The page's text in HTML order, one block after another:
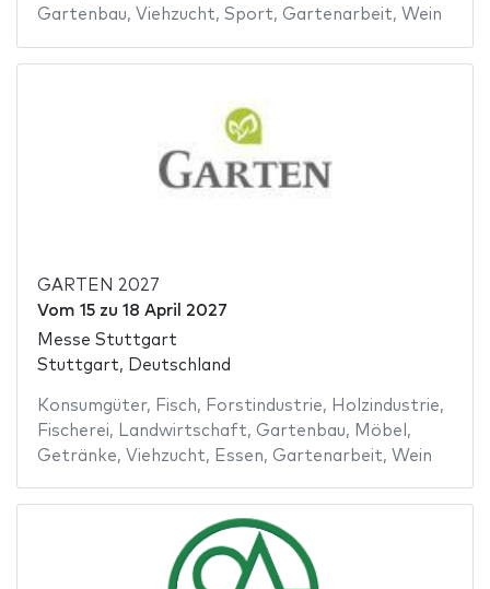
Gartenbau, Viehzucht, Sport, Gartenarbeit, Wein
GARTEN 2027
Vom 15zu 18 April 2027
Messe Stuttgart
Stuttgart, Deutschland
Konsumgüter, Fisch, Forstindustrie, Holzindustrie,
Fischerei, Landwirtschaft, Gartenbau, Möbel ,
Getränke, Viehzucht, Essen, Gartenarbeit, Wein